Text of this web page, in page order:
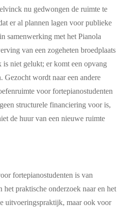
nu gedwongen de ruimte te
er al plannen lagen voor publieke
samenwerking met het Pianola
van een zogeheten broedplaats
niet gelukt; er komt een opvang
Gezocht wordt naar een andere
voor fortepianostudenten
structurele financiering voor is,
de huur van een nieuwe ruimte
fortepianostudenten is van
praktische onderzoek naar en het
uitvoeringspraktijk, maar ook voor